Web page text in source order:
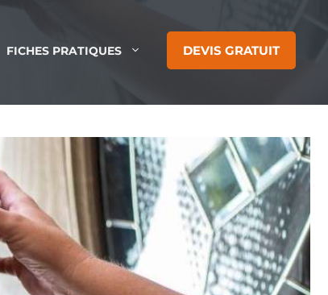
FICHES PRATIQUES DEVIS GRATUIT